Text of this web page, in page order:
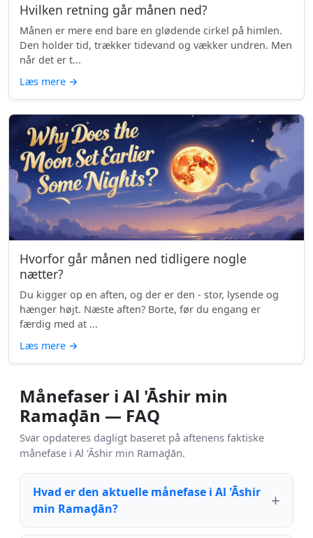
Hvilken retning går månen ned?
Månen er mere end bare en glødende cirkel på himlen.
Den holder tid, trækker tidevand og vækker undren. Men
når det er t...
Læs mere →
Hvorfor går månen ned tidligere nogle
nætter?
Du kigger op en aften, og der er den - stor, lysende og
hænger højt. Næste aften? Borte, før du engang er
færdig med at ...
Læs mere →
Månefaser i Al 'Āshir min
Ramaḑān — FAQ
Svar opdateres dagligt baseret på aftenens faktiske
månefase i Al 'Āshir min Ramaḑān.
Hvad er den aktuelle månefase i Al 'Āshir
min Ramaḑān?